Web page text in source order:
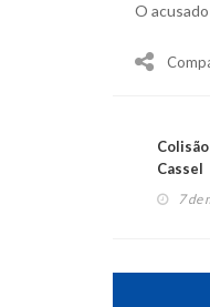
O
Cassel
7 de